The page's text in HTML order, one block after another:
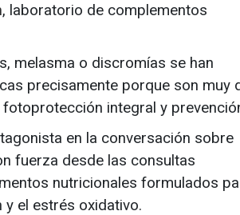
, laboratorio de complementos
melasma o discromías se han
precisamente porque son muy
integral y
en la conversación sobre
fuerza desde las consultas
nutricionales formulados
el estrés oxidativo.